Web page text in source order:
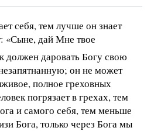
себя, тем лучше он знает
«Сыне, дай Мне твое
должен даровать Богу свою
он не может
полное греховных
погрязает в грехах, тем
и самого себя, тем меньше
Бога, только через Бога мы